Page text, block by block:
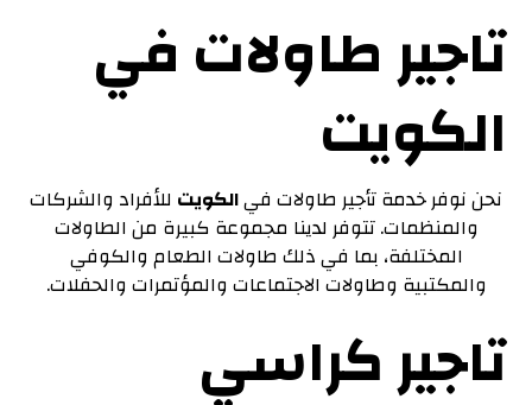
تاجير طاولات في
الكويت
نحن نوفر خدمة تأجير طاولات فيالكويت للأفراد والشركات
والمنظمات. تتوفر لدينا مجموعة كبيرة من الطاولات
المختلفة، بما في ذلك طاولات الطعام والكوفي
والمكتبية وطاولات الاجتماعات والمؤتمرات والحفلات.
تاجير كراسي